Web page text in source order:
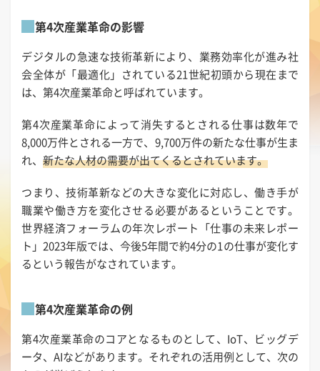
第4次産業革命の影響
デジタルの急速な技術革新により、業務効率化が進み社
会全体が「最適化」されている21世紀初頭から現在まで
は、第4次産業革命と呼ばれています。
第4次産業革命によって消失するとされる仕事は数年で
8,000万件とされる一方で、9,700万件の新たな仕事が生ま
れ、 新たな人材の需要が出てくるとされています。
つまり、技術革新などの大きな変化に対応し、働き手が
職業や働き方を変化させる必要があるということです。
世界経済フォーラムの年次レポート「仕事の未来レポー
ト」2023年版では、今後5年間で約4分の1の仕事が変化す
るという報告がなされています。
第4次産業革命の例
第4次産業革命のコアとなるものとして、IoT、ビッグデ
ータ、AIなどがあります。それぞれの活用例として、次の